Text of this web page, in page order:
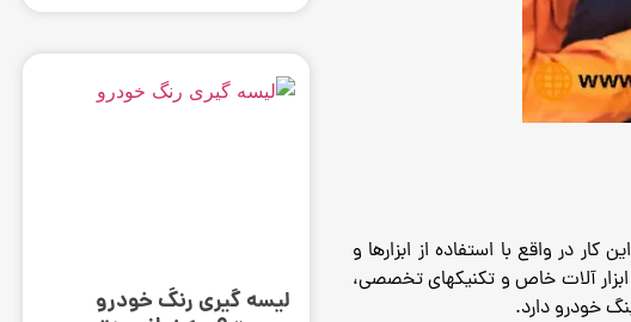
این کار در واقع با استفاده از ابزارها و
آلات خاص و تکنیکهایتخصصی،
خودرو دارد. لیسه گیری رنگ خودرو